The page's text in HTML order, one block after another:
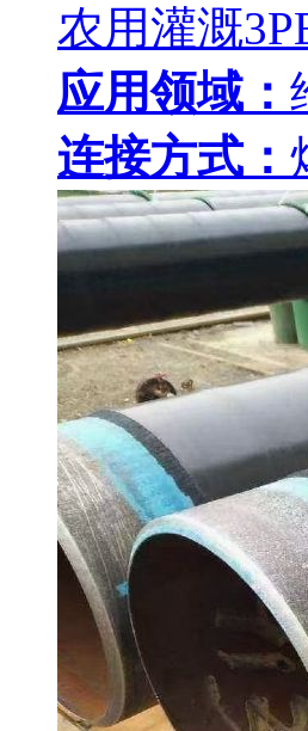
农用灌溉
应用领域：
连接方式：